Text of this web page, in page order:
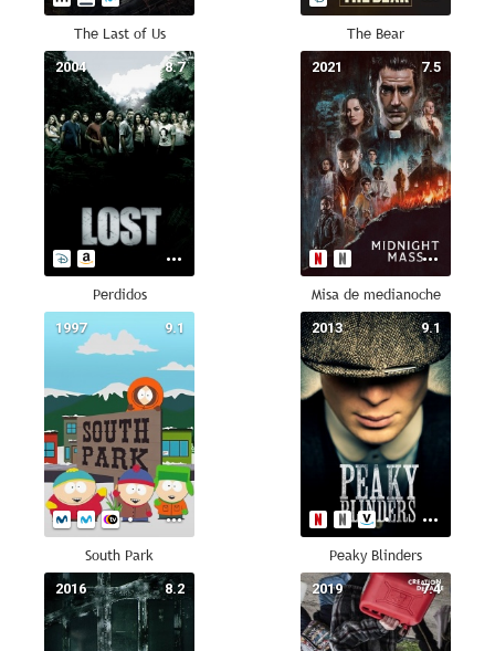
The Last of Us The Bear
8.7
2004
Perdidos
7.5
2021
Misa de medianoche
9.1
1997
South Park
9.1
2013
Peaky Blinders
8.2
2016 7.4
2019